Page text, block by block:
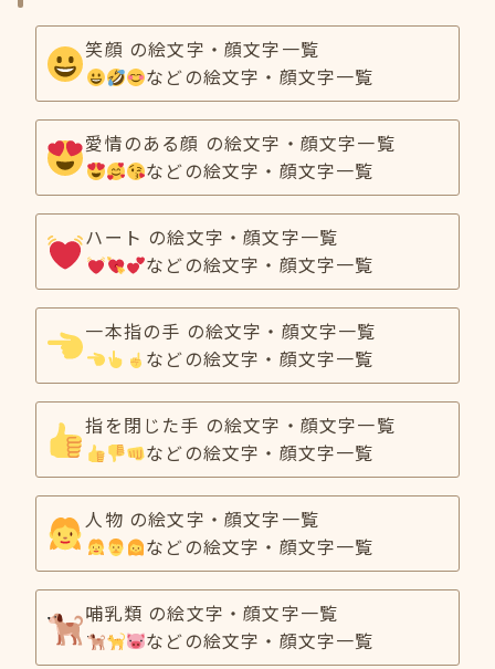
笑顔 の絵文字・顔文字一覧
などの絵文字・顔文字一覧
愛情のある顔 の絵文字・顔文字一覧
などの絵文字・顔文字一覧
ハート の絵文字・顔文字一覧
などの絵文字・顔文字一覧
一本指の手 の絵文字・顔文字一覧
などの絵文字・顔文字一覧
指を閉じた手 の絵文字・顔文字一覧
などの絵文字・顔文字一覧
人物 の絵文字・顔文字一覧
などの絵文字・顔文字一覧
哺乳類 の絵文字・顔文字一覧
などの絵文字・顔文字一覧